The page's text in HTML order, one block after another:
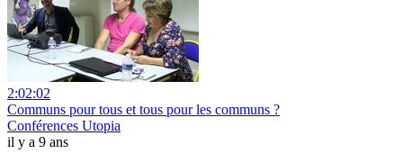
2:02:02
Communs pour tous et tous pour les communs ?
Conférences Utopia
il y a 9 ans